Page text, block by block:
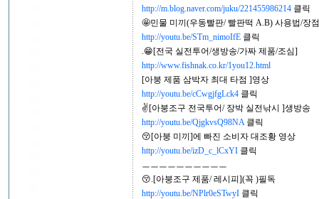
http://m.blog.naver.com/juku/221455986214 클릭
🤩민물 미끼(우동빨판/ 빨판떡 A.B) 사용법/장점
http://youtu.be/STm_nimoIfE 클릭
.😁[전국 실전투어/생방송/가짜 제품/조심]
http://www.fishnak.co.kr/1you12.html
[아붕 제품 삼박자 최대 타점 ]영상
http://youtu.be/cCwgjfgLck4 클릭
✌[아붕조구 전국투어/ 장박 실전낚시 ]생방송
http://youtu.be/QjgkvsQ98NA클릭
😚[아붕 미끼]에 빠진 소비자 대조황 영상
http://youtu.be/izD_c_lCxYI 클릭
ㅡㅡㅡㅡㅡㅡㅡㅡㅡㅡ
😚.[아붕조구 제품/ 레시피](꼭 )필독
http://youtu.be/NPlr0eSTwyI 클릭